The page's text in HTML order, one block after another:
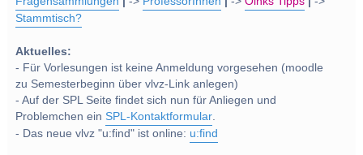
Stammtisch?
Aktuelles:
- Für Vorlesungen ist keine Anmeldung vorgesehen (moodle
zu Semesterbeginn über vlvz-Link anlegen)
- Auf der SPL Seite findet sich nun für Anliegen und
Problemchen einSPL-Kontaktformular.
- Das neue vlvz "u:find" ist online: u:find